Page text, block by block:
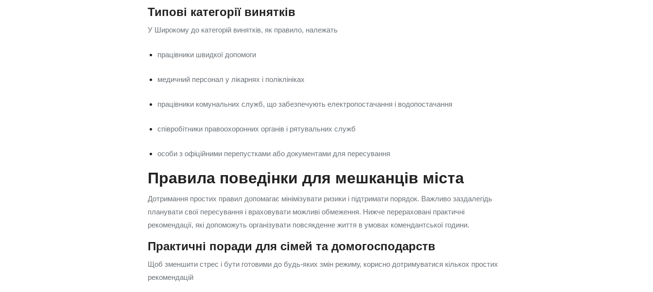
Типові категорії винятків
У Широкому до категорій винятків, як правило, належать
працівники швидкої допомоги
медичний персонал у лікарнях і поліклініках
працівники комунальних служб, що забезпечують електропостачання і водопостачання
співробітники правоохоронних органів і рятувальних служб
особи з офіційними перепустками або документами для пересування
Правила поведінки для мешканців міста
Дотримання простих правил допомагає мінімізувати ризики і підтримати порядок. Важливо заздалегідь
планувати свої пересування і враховувати можливі обмеження. Нижче перераховані практичні
рекомендації, які допоможуть організувати повсякденне життя в умовах комендантської години.
Практичні поради для сімей та домогосподарств
Щоб зменшити стрес і бути готовими до будь-яких змін режиму, корисно дотримуватися кількох простих
рекомендацій